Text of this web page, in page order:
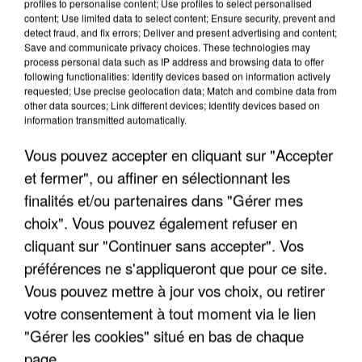
FRANCE
"JE SUIS À DISPOSITION DES
ENFOIRÉS"
"ON A TOUS LE TRAC"
"ON N'EST PAS DES PARENTS
PARFAITS"
content; Use limited data to select content; Ensure security, prevent and
detect fraud, and fix errors; Deliver and present advertising and content;
Save and communicate privacy choices. These technologies may
process personal data such as IP address and browsing data to offer
following functionalities: Identify devices based on information actively
requested; Use precise geolocation data; Match and combine data from
other data sources; Link different devices; Identify devices based on
information transmitted automatically.
Vous pouvez accepter en cliquant sur "Accepter
et fermer", ou affiner en sélectionnant les
finalités et/ou partenaires dans "Gérer mes
choix". Vous pouvez également refuser en
cliquant sur "Continuer sans accepter". Vos
préférences ne s'appliqueront que pour ce site.
Vous pouvez mettre à jour vos choix, ou retirer
votre consentement à tout moment via le lien
"Gérer les cookies" situé en bas de chaque
page.